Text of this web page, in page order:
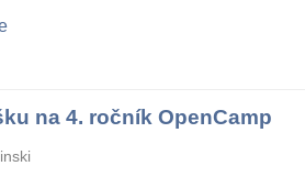
na 4. ročník OpenCamp